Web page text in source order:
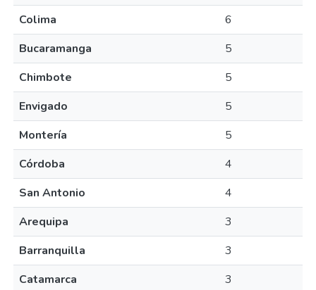
Colima
6
Bucaramanga
5
Chimbote
5
Envigado
5
Montería
5
Córdoba
4
San Antonio
4
Arequipa
3
Barranquilla
3
Catamarca
3